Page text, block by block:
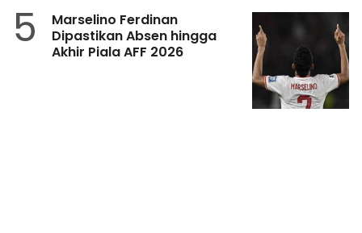
5
Marselino Ferdinan
Dipastikan Absen hingga
Akhir Piala AFF 2026